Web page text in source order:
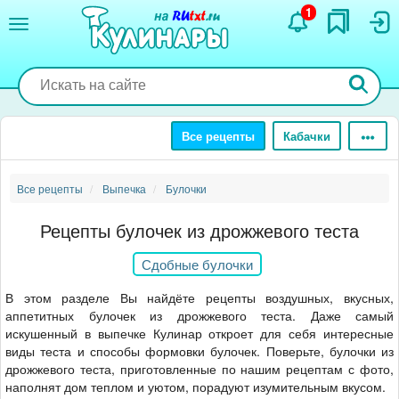
содержанию
1
Все рецепты Кабачки
Все рецепты Выпечка Булочки
Рецепты булочек из дрожжевого теста
Сдобные булочки
В этом разделе Вы найдёте рецепты воздушных, вкусных,
аппетитных булочек из дрожжевого теста. Даже самый
искушенный в выпечке Кулинар откроет для себя интересные
виды теста и способы формовки булочек. Поверьте, булочки из
дрожжевого теста, приготовленные по нашим рецептам с фото,
наполнят дом теплом и уютом, порадуют изумительным вкусом.